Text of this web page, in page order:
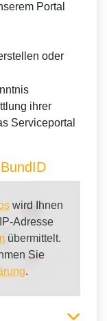
Portal
oder
ihrer
Serviceportal
wird Ihnen
Adresse
übermittelt.
Sie
.